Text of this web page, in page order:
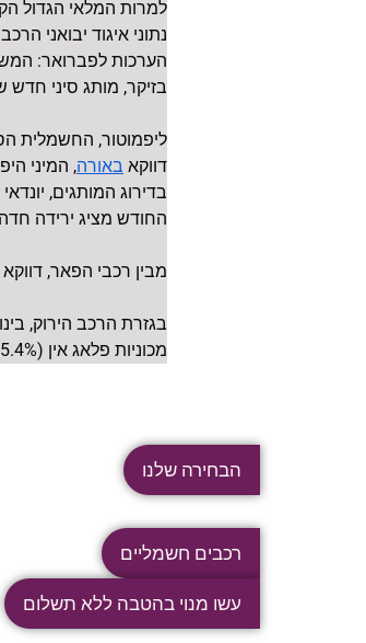
למרות המלאי הגדול
הערכות לפברואר:
בזיקר, מותג סיני חדש שהוצג בעולם רק
ליפמוטור, החשמלית
דווקא באורה, המיני היפיפייה
החודש מציג ירידה חדה מ-8,451
מבין רכבי הפאר, דווקא במרצדס
מכוניות פלאג אין (5.4%)
הבחירה שלנו
רכבים חשמליים
עשו מנוי בהטבה ללא תשלום